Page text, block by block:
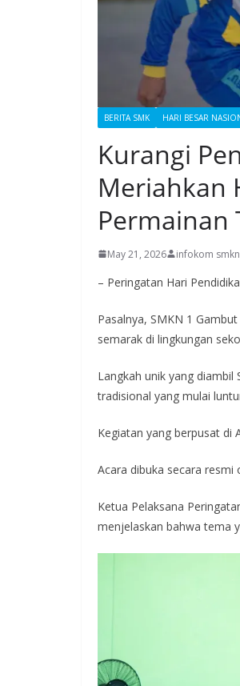
BERITA SMK HARI BESAR
Kurangi
Meriahkan
Permainan
May 21, 2026 infokom
– Peringatan Hari
Pasalnya, SMKN 1
semarak di lingkungan
Langkah unik yang
tradisional yang mulai
Kegiatan yang berpusat di
Acara dibuka secara resmi
Ketua Pelaksana
menjelaskan bahwa tema